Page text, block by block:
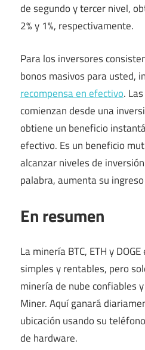
de segundo y tercer nivel,
2% y 1%, respectivamente.
Para los inversores
bonos masivos para usted,
recompensa en efectivo.
comienzan desde una
obtiene un beneficio
efectivo. Es un beneficio
alcanzar niveles de
palabra, aumenta su
En resumen
La minería BTC, ETH y
simples y rentables, pero
minería de nube confiables
Miner. Aquí ganará
ubicación usando su
de hardware.